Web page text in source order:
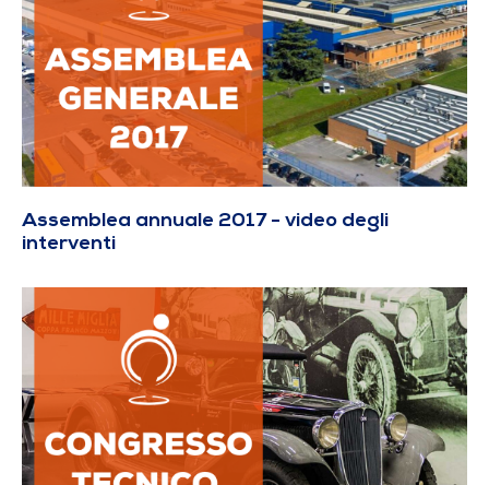
Assemblea annuale 2017 - video degli
interventi